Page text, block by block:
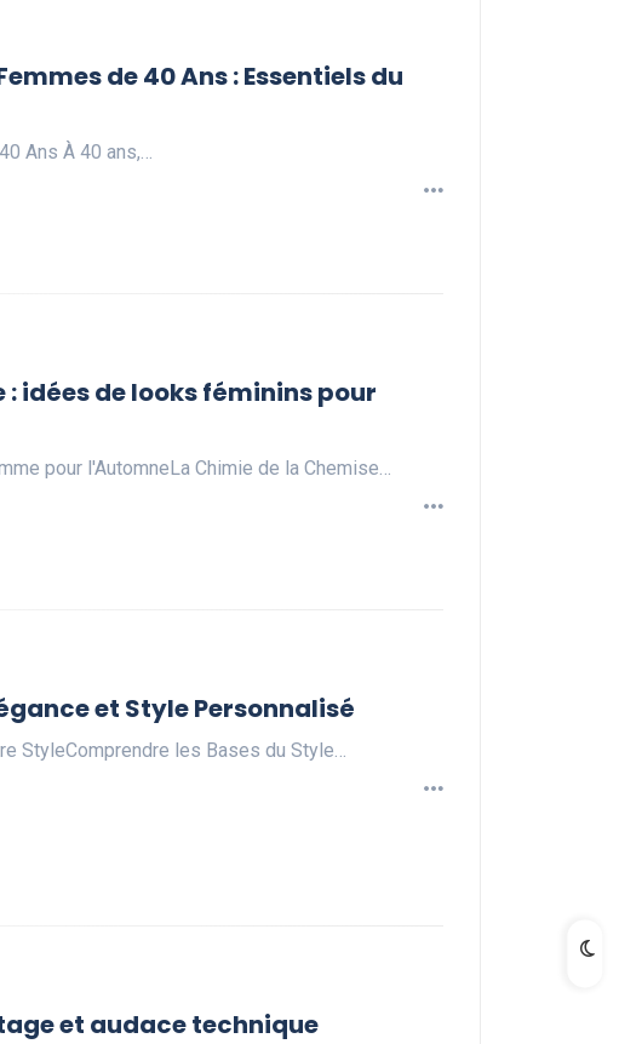
de 40 Ans : Essentiels du
Ans À 40 ans,…
idées de looks féminins pour
pour l'AutomneLa Chimie de la Chemise…
et Style Personnalisé
StyleComprendre les Bases du Style…
et audace technique